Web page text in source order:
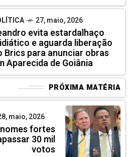
27, maio, 2026
evita estardalhaço
e aguarda liberação
Brics para anunciar obras
Aparecida de Goiânia
PRÓXIMA MATÉRIA
maio, 2026
fortes
30 mil
votos